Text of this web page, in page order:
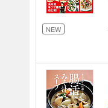
NEW